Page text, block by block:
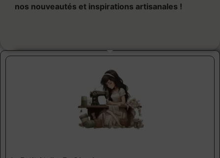
nos nouveautés et inspirations artisanales !